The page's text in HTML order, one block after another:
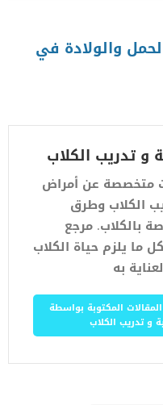
والولادة في
متخصصة عن أمراض
الكلاب وطرق
بالكلاب. مرجع
ما يلزم حياة الكلاب
به
المكتوبة بواسطة
و تدريب الكلاب